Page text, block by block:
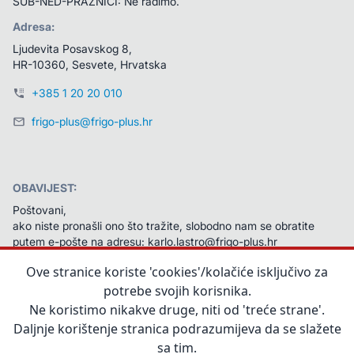
Ove stranice koriste 'cookies'/kolačiće isključivo za
potrebe svojih korisnika.
Ne koristimo nikakve druge, niti od 'treće strane'.
Daljnje korištenje stranica podrazumijeva da se slažete
sa tim.
Adresa:
Ljudevita Posavskog 8,
HR-10360, Sesvete, Hrvatska
+385 1 20 20 010
frigo-plus@frigo-plus.hr
OBAVIJEST:
Poštovani,
ako niste pronašli ono što tražite, slobodno nam se obratite
putem e-pošte na adresu: karlo.lastro@frigo-plus.hr
Unaprijed zahvaljujemo na javljanju!